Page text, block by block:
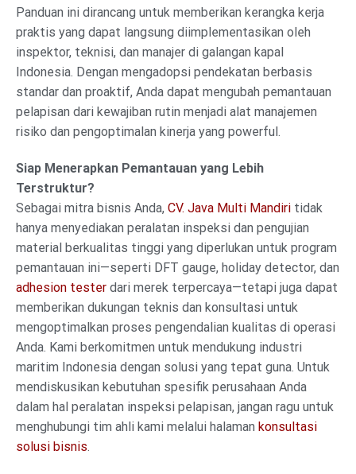
Panduan ini dirancang untuk memberikan kerangka kerja
praktis yang dapat langsung diimplementasikan oleh
inspektor, teknisi, dan manajer di galangan kapal
Indonesia. Dengan mengadopsi pendekatan berbasis
standar dan proaktif, Anda dapat mengubah pemantauan
pelapisan dari kewajiban rutin menjadi alat manajemen
risiko dan pengoptimalan kinerja yang powerful.
Siap Menerapkan Pemantauan yang Lebih
Terstruktur?
Sebagai mitra bisnis Anda, CV. Java Multi Mandiri tidak
hanya menyediakan peralatan inspeksi dan pengujian
material berkualitas tinggi yang diperlukan untuk program
pemantauan ini—seperti DFT gauge, holiday detector, dan
adhesion tester dari merek terpercaya—tetapi juga dapat
memberikan dukungan teknis dan konsultasi untuk
mengoptimalkan proses pengendalian kualitas di operasi
Anda. Kami berkomitmen untuk mendukung industri
maritim Indonesia dengan solusi yang tepat guna. Untuk
mendiskusikan kebutuhan spesifik perusahaan Anda
dalam hal peralatan inspeksi pelapisan, jangan ragu untuk
menghubungi tim ahli kami melalui halaman konsultasi
solusi bisnis.